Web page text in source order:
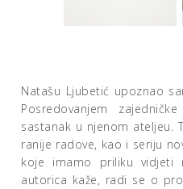
Natašu Ljubetić upoznao
Posredovanjem
sastanak u njenom ateljeu.
ranije radove, kao i seriju
koje imamo priliku vidjeti
autorica kaže, radi se o